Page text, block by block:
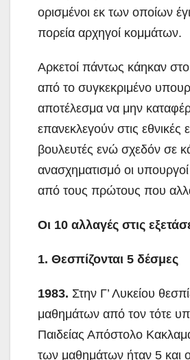
ορισμένοι εκ των οποίων
πορεία αρχηγοί κομμάτων.
Αρκετοί πάντως κάηκαν
από το συγκεκριμένο
αποτέλεσμα να μην
επανεκλεγούν στις εθνικές
βουλευτές ενώ σχεδόν σε
ανασχηματισμό οι υπουργοί
από τους πρώτους που
Οι 10 αλλαγές στις
1. Θεσπίζονται 5 δέσμες
1983. Στην Γ’ Λυκείου
μαθημάτων από τον τότε
Παιδείας Απόστολο
των μαθημάτων ήταν 5 και